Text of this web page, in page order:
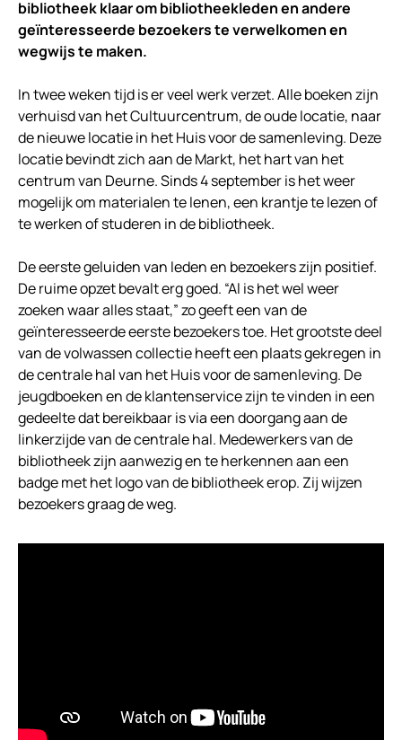
bibliotheek klaar om bibliotheekleden en andere
geïnteresseerde bezoekers te verwelkomen en
wegwijs te maken.
In twee weken tijd is er veel werk verzet. Alle boeken zijn
verhuisd van het Cultuurcentrum, de oude locatie, naar
de nieuwe locatie in het Huis voor de samenleving. Deze
locatie bevindt zich aan de Markt, het hart van het
centrum van Deurne. Sinds 4 september is het weer
mogelijk om materialen te lenen, een krantje te lezen of
te werken of studeren in de bibliotheek.
De eerste geluiden van leden en bezoekers zijn positief.
De ruime opzet bevalt erg goed. “Al is het wel weer
zoeken waar alles staat,” zo geeft een van de
geïnteresseerde eerste bezoekers toe. Het grootste deel
van de volwassen collectie heeft een plaats gekregen in
de centrale hal van het Huis voor de samenleving. De
jeugdboeken en de klantenservice zijn te vinden in een
gedeelte dat bereikbaar is via een doorgang aan de
linkerzijde van de centrale hal. Medewerkers van de
bibliotheek zijn aanwezig en te herkennen aan een
badge met het logo van de bibliotheek erop. Zij wijzen
bezoekers graag de weg.